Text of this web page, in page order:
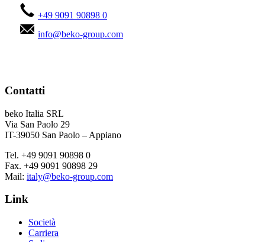
+49 9091 90898 0
info@beko-group.com
Contatti
beko Italia SRL
Via San Paolo 29
IT-39050 San Paolo – Appiano
Tel. +49 9091 90898 0
Fax. +49 9091 90898 29
Mail: italy@beko-group.com
Link
Società
Carriera